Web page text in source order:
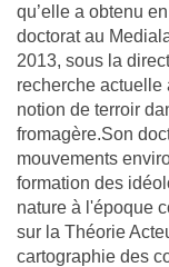
qu’elle a obtenu
doctorat au
2013, sous la
recherche actuelle
notion de terroir
fromagère.Son
mouvements
formation des
nature à l'époque
sur la Théorie
cartographie des